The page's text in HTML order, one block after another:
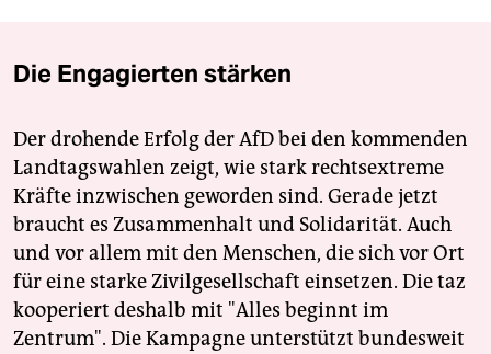
Die Engagierten stärken
Der drohende Erfolg der AfD bei den kommenden
Landtagswahlen zeigt, wie stark rechtsextreme
Kräfte inzwischen geworden sind. Gerade jetzt
braucht es Zusammenhalt und Solidarität. Auch
und vor allem mit den Menschen, die sich vor Ort
für eine starke Zivilgesellschaft einsetzen. Die taz
kooperiert deshalb mit "Alles beginnt im
Zentrum". Die Kampagne unterstützt bundesweit